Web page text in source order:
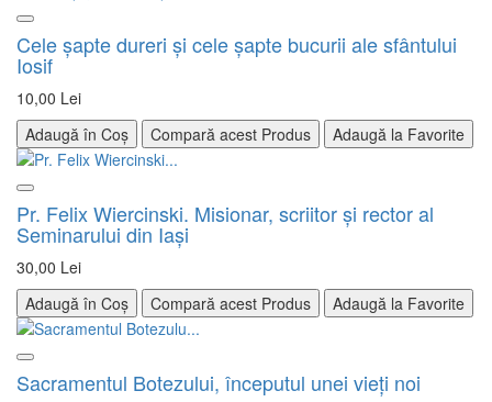
Cele șapte dureri și cele șapte bucurii ale sfântului
Iosif
10,00 Lei
Adaugă în Coș
Compară acest Produs Adaugă la Favorite
Pr. Felix Wiercinski. Misionar, scriitor şi rector al
Seminarului din Iaşi
30,00 Lei
Adaugă în Coș
Compară acest Produs Adaugă la Favorite
Sacramentul Botezului, începutul unei vieți noi